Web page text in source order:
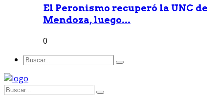
El Peronismo recuperó la UNC de
Mendoza, luego...
0